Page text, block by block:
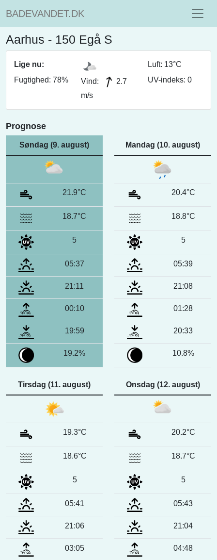
BADEVANDET.DK
Aarhus - 150 Egå S
Lige nu:
Luft: 13°C
Fugtighed: 78%
Vind:
2.7
m/s
UV-indeks: 0
Prognose
Søndag (9. august)
21.9°C
18.7°C
5
05:37
21:11
00:10
19:59
19.2%
Mandag (10. august)
20.4°C
18.8°C
5
05:39
21:08
01:28
20:33
10.8%
Tirsdag (11. august)
19.3°C
18.6°C
5
05:41
21:06
03:05
Onsdag (12. august)
20.2°C
18.7°C
5
05:43
21:04
04:48